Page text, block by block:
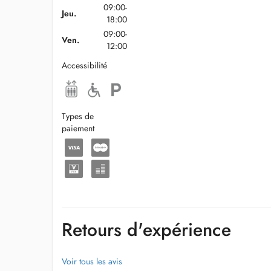
Jeu.
09:00-
18:00
Ven.
09:00-
12:00
Accessibilité
Types de
paiement
Retours d'expérience
Voir tous les avis